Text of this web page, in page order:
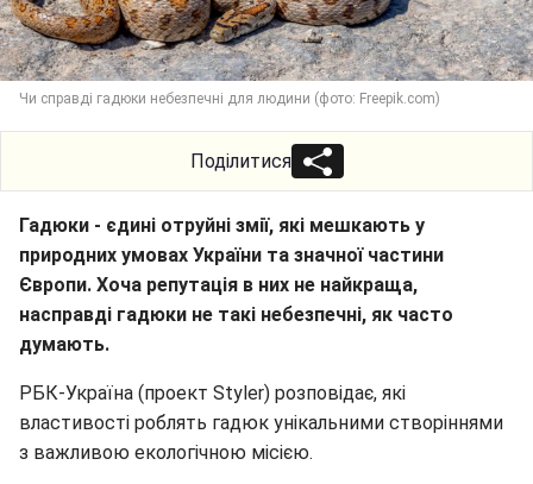
Чи справді гадюки небезпечні для людини (фото: Freepik.com)
Поділитися
Гадюки - єдині отруйні змії, які мешкають у
природних умовах України та значної частини
Європи. Хоча репутація в них не найкраща,
насправді гадюки не такі небезпечні, як часто
думають.
РБК-Україна (проект Styler) розповідає, які
властивості роблять гадюк унікальними створіннями
з важливою екологічною місією.